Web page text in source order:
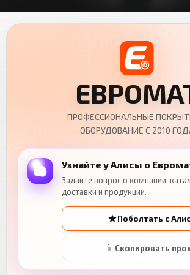
ПРОФЕССИОНАЛЬНЫЕ
ОБОРУДОВАНИЕ С 2010
Узнайте у Алисы о
Задайте вопрос о компании,
доставки и продукции.
Поболтать с
Скопировать